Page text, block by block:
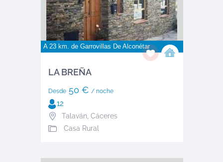
A 23 km. de Garrovillas De Alconétar
LA BREÑA
Desde50 € / noche
12
Talaván Cáceres
Casa Rural